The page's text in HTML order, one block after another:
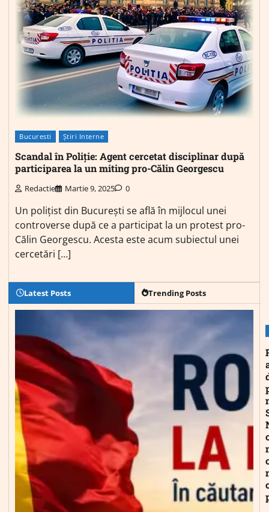
Bucuresti Știri Interne
Scandal în Poliție: Agent cercetat disciplinar după
participarea la un miting pro-Călin Georgescu
Redactie Martie 9, 2025 0
Un polițist din București se află în mijlocul unei
controverse după ce a participat la un protest pro-
Călin Georgescu. Acesta este acum subiectul unei
cercetări […]
Latest Posts Trending Posts